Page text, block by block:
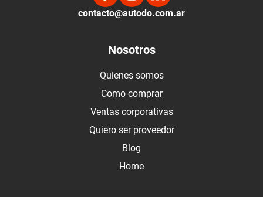
contacto@autodo.com.ar
Nosotros
Quienes somos
Como comprar
Ventas corporativas
Quiero ser proveedor
Blog
Home